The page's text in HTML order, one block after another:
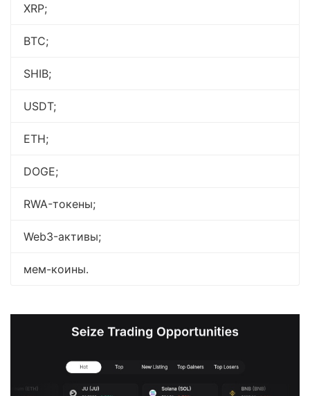
XRP;
BTC;
SHIB;
USDT;
ETH;
DOGE;
RWA-токены;
Web3-активы;
мем-коины.